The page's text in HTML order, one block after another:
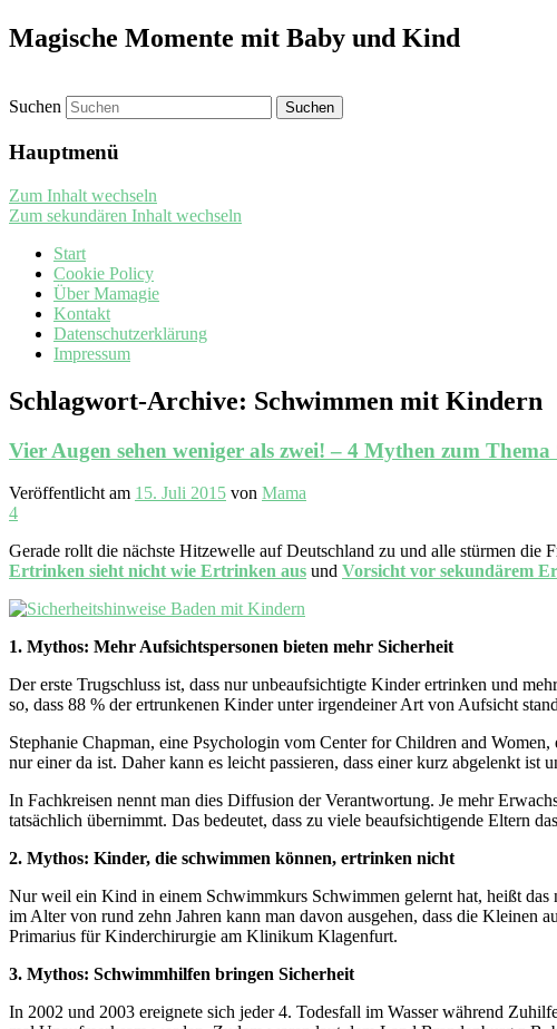
Magische Momente mit Baby und Kind
Suchen
Hauptmenü
Zum Inhalt wechseln
Zum sekundären Inhalt wechseln
Start
Cookie Policy
Über Mamagie
Kontakt
Datenschutzerklärung
Impressum
Schlagwort-Archive: Schwimmen mit Kindern
Vier Augen sehen weniger als zwei! – 4 Mythen zum
Veröffentlicht am 15. Juli 2015 von Mama
4
Gerade rollt die nächste Hitzewelle auf Deutschland zu und alle stürmen
Ertrinken sieht nicht wie Ertrinken aus und Vorsicht vor sekundärem
1. Mythos: Mehr Aufsichtspersonen bieten mehr Sicherheit
Der erste Trugschluss ist, dass nur unbeaufsichtigte Kinder ertrinken und
so, dass 88 % der ertrunkenen Kinder unter irgendeiner Art von Aufsicht
Stephanie Chapman, eine Psychologin vom Center for Children and
nur einer da ist. Daher kann es leicht passieren, dass einer kurz abgelenkt
In Fachkreisen nennt man dies Diffusion der Verantwortung. Je mehr
tatsächlich übernimmt. Das bedeutet, dass zu viele beaufsichtigende Eltern
2. Mythos: Kinder, die schwimmen können, ertrinken nicht
Nur weil ein Kind in einem Schwimmkurs Schwimmen gelernt hat, heißt das
im Alter von rund zehn Jahren kann man davon ausgehen, dass die
Primarius für Kinderchirurgie am Klinikum Klagenfurt.
3. Mythos: Schwimmhilfen bringen Sicherheit
In 2002 und 2003 ereignete sich jeder 4. Todesfall im Wasser während